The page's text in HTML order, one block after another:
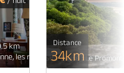
km
les rives de la Loire et
Site classé : Le
Distance
34km